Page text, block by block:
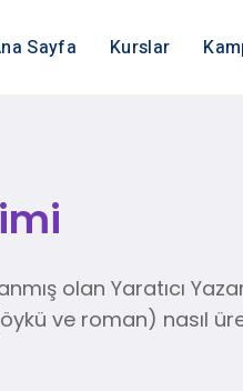
Sayfa Kurslar
olan Yaratıcı
ve roman) nasıl